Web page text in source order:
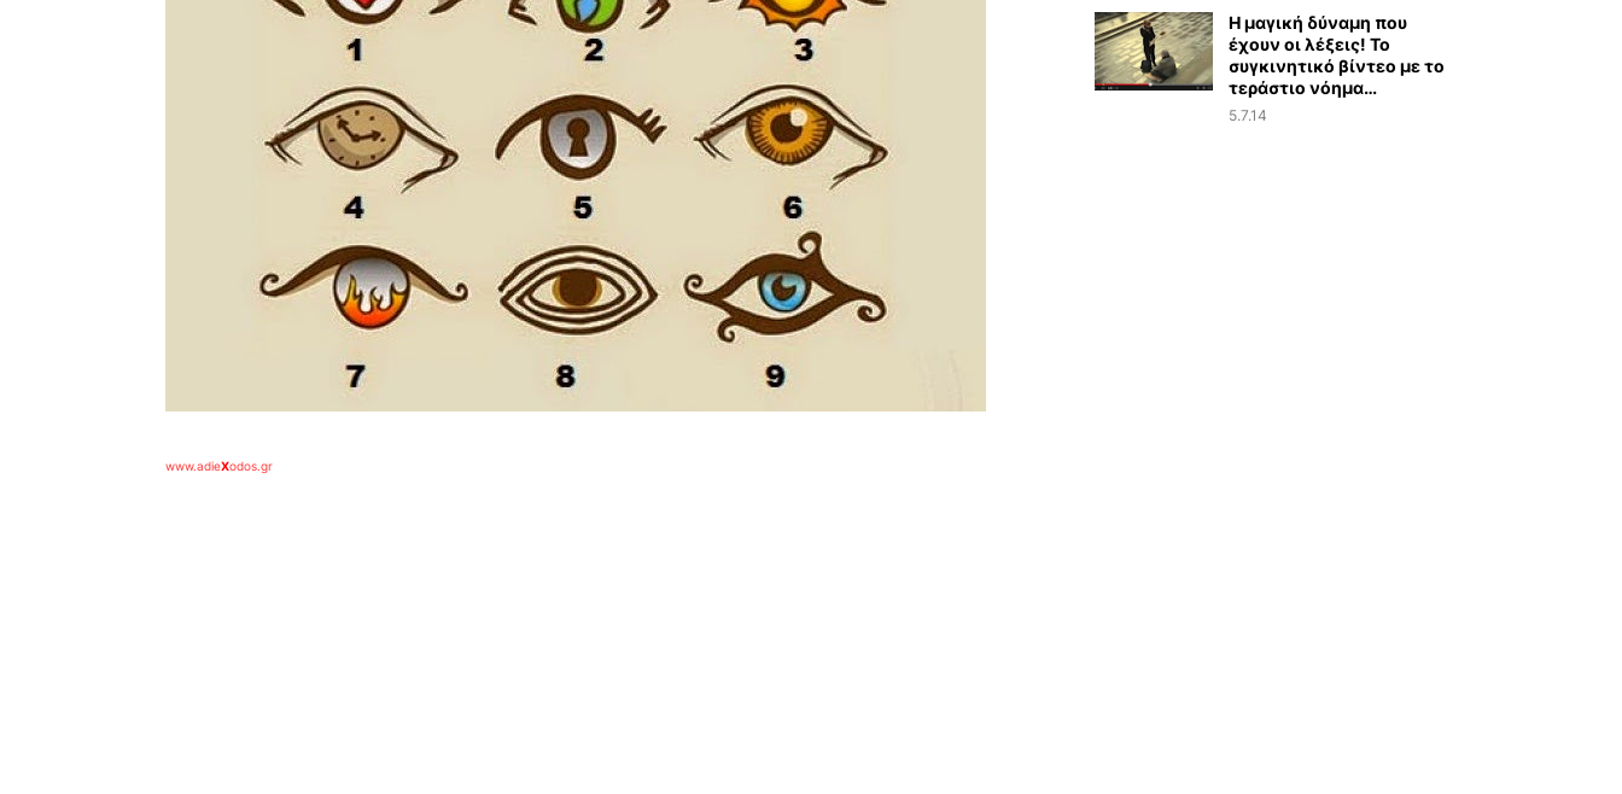
www.adieXodos.gr
Η μαγική δύναμη που
έχουν οι λέξεις! Το
συγκινητικό βίντεο με το
τεράστιο νόημα…
5.7.14